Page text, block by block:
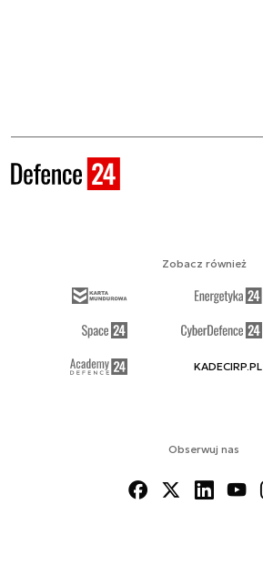
Obserwuj nas
Zobacz również
KADECIRP.PL